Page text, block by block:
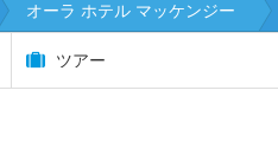
オーラ ホテル マッケンジー
ツアー